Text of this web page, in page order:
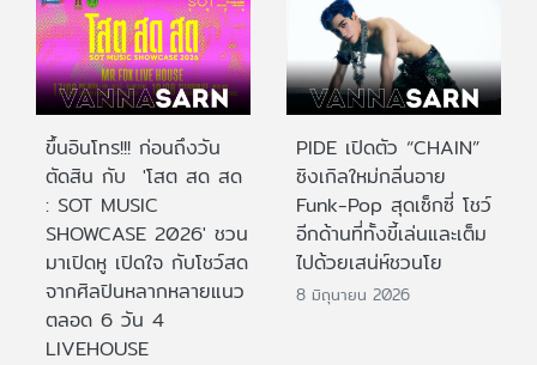
ขึ้นอินโทร!!! ก่อนถึงวัน
ตัดสิน กับ 'โสต สด สด
: SOT MUSIC
SHOWCASE 2026' ชวน
มาเปิดหู เปิดใจ กับโชว์สด
จากศิลปินหลากหลายแนว
ตลอด 6 วัน 4
LIVEHOUSE
PIDE เปิดตัว “CHAIN”
ซิงเกิลใหม่กลิ่นอาย
Funk-Pop สุดเซ็กซี่ โชว์
อีกด้านที่ทั้งขี้เล่นและเต็ม
ไปด้วยเสน่ห์ชวนโย
8 มิถุนายน 2026